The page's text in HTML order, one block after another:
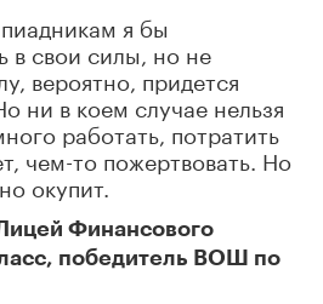
я бы
в свои силы, но не
вероятно, придется
ни в коем случае нельзя
работать, потратить
чем-то пожертвовать. Но
окупит.
Финансового
победитель ВОШ по